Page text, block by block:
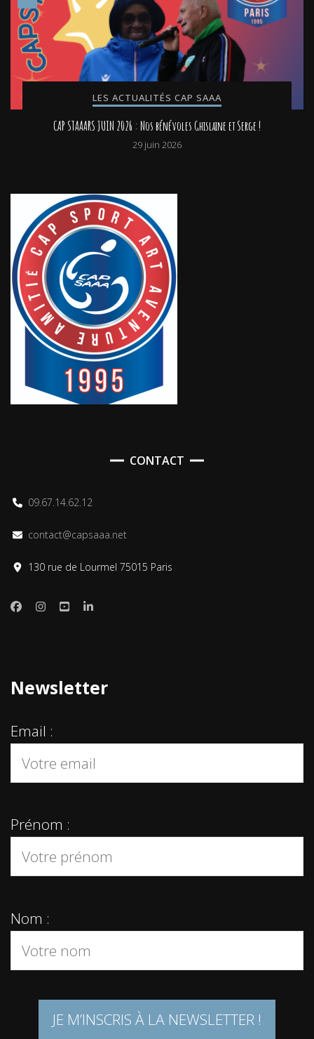
LES ACTUALITÉS CAP SAAA
CAP STAAARS JUIN 2026 : Nos bénévoles Ghislaine et Serge !
29 juin 2026
CONTACT
09.67.14.62.12
contact@capsaaa.net
130 rue de Lourmel 75015 Paris
Newsletter
Email :
Prénom :
Nom :